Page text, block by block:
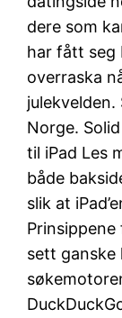
dere som
har fått seg
overraska
Norge.
til iPad Les
både
slik at
sett ganske